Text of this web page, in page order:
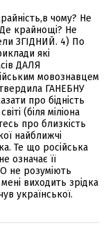
чому? Не
крайнощі? Не
ЗГІДНИЙ. 4) По
які
ДАЛЯ
мовознавцем
ГАНЕБНУ
про бідність
(біля міліона
про близкість
найближчі
Те що російська
означає її
не розуміють
виходить зрідка
української.